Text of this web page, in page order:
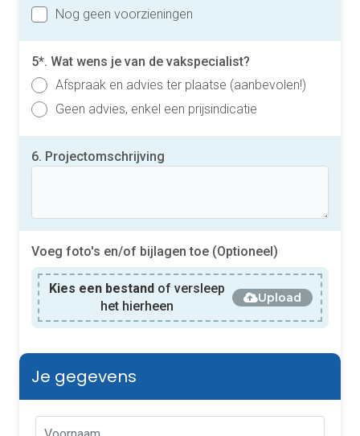
Nog geen voorzieningen
5*. Wat wens je van de vakspecialist?
Afspraak en advies ter plaatse (aanbevolen!)
Geen advies, enkel een prijsindicatie
6. Projectomschrijving
Voeg foto's en/of bijlagen toe (Optioneel)
Kies een bestand of versleep
het hierheen
Upload
Je gegevens